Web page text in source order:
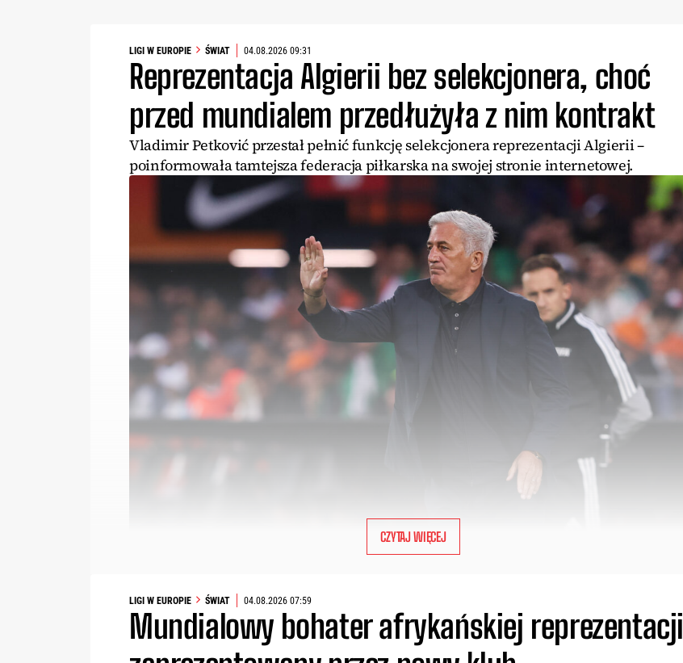
LIGI W EUROPIE ŚWIAT 04.08.2026 09:31
Reprezentacja Algierii bez selekcjonera, choć
przed mundialem przedłużyła z nim kontrakt
Vladimir Petković przestał pełnić funkcję selekcjonera reprezentacji Algierii –
poinformowała tamtejsza federacja piłkarska na swojej stronie internetowej.
CZYTAJ WIĘCEJ
LIGI W EUROPIE ŚWIAT 04.08.2026 07:59
Mundialowy bohater afrykańskiej reprezentacji